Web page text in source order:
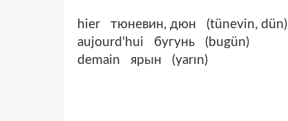
hier тюневин, дюн (tünevin, dün)
aujourd'hui бугунь (bugün)
demain ярын (yarın)